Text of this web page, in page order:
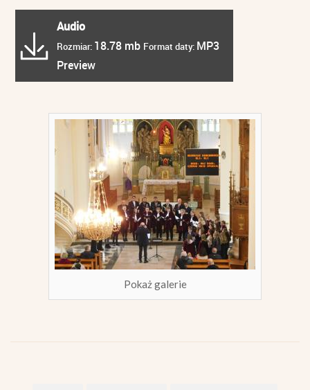
Audio
Rozmiar: 18.78 mb Format daty: MP3
Preview
Pokaż galerie